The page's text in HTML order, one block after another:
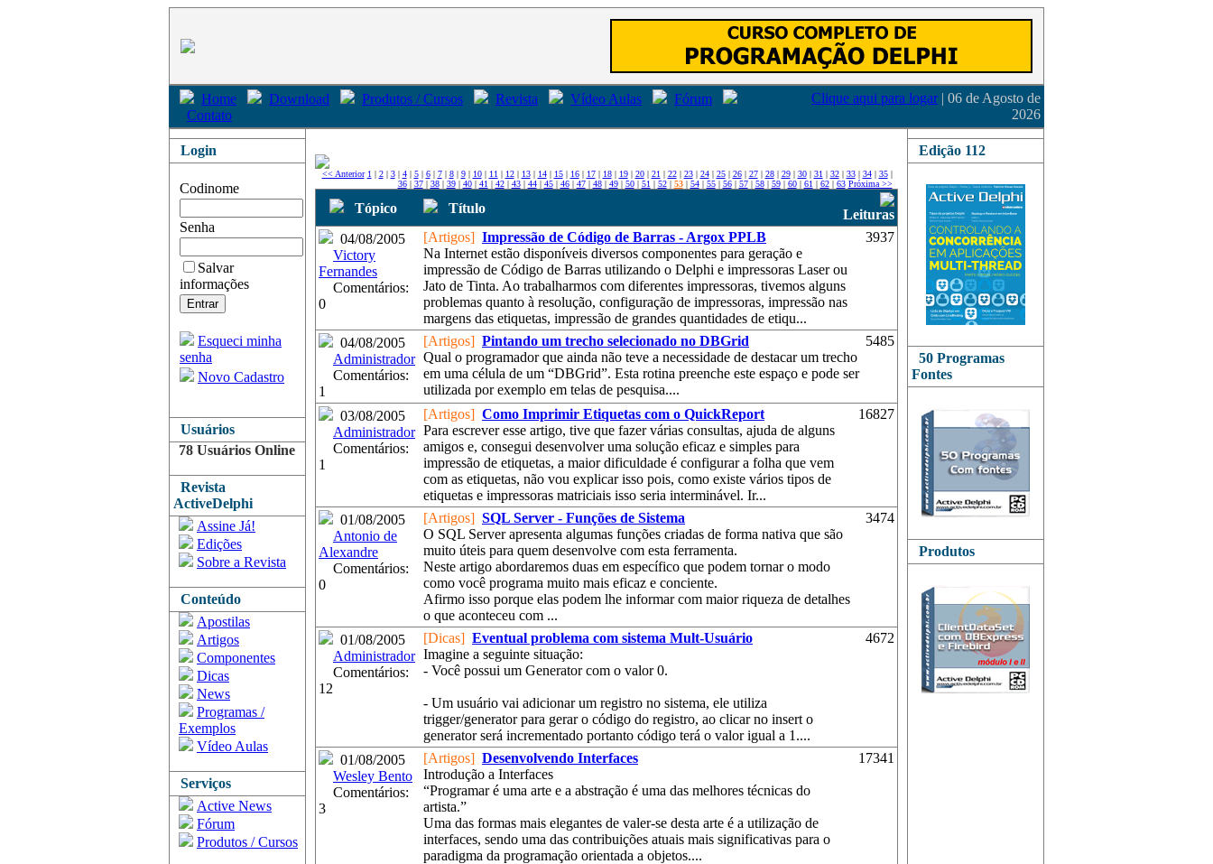
Home Download Produtos / Cursos Revista Vídeo Aulas
Fórum
Contato
Clique aqui para logar | 06 de Agosto de
2026
Login
Codinome
Senha
Salvar
informações
Esqueci minha
senha
Novo Cadastro
Usuários
78 Usuários Online
Revista
ActiveDelphi
Assine Já!
Edições
Sobre a Revista
Conteúdo
Apostilas
Artigos
Componentes
Dicas
News
Programas /
Exemplos
Vídeo Aulas
Serviços
Active News
Fórum
Produtos / Cursos
<< Anterior 1 | 2| 3| 4| 5| 6| 7| 8| 9| 10| 11 | 12| 13| 14| 15| 16| 17| 18| 19| 20| 21 | 22| 23| 24| 25| 26| 27| 28| 29| 30| 31 | 32| 33| 34| 35|
36| 37| 38| 39| 40| 41 | 42| 43| 44| 45| 46| 47| 48| 49| 50| 51 | 52| 53| 54| 55| 56| 57| 58| 59| 60| 61 | 62| 63 Próxima >>
Tópico Título
Leituras
04/08/2005
Victory
Fernandes
Comentários:
0
[Artigos] Impressão de Código de Barras - Argox PPLB
Na Internet estão disponíveis diversos componentes para geração e
impressão de Código de Barras utilizando o Delphi e impressoras Laser ou
Jato de Tinta. Ao trabalharmos com diferentes impressoras, tivemos alguns
problemas quanto à resolução, configuração de impressoras, impressão nas
margens das etiquetas, impressão de grandes quantidades de etiqu...
3937
04/08/2005
Administrador
Comentários:
1
[Artigos] Pintando um trecho selecionado no DBGrid
Qual o programador que ainda não teve a necessidade de destacar um trecho
em uma célula de um “DBGrid”. Esta rotina preenche este espaço e pode ser
utilizada por exemplo em telas de pesquisa....
5485
03/08/2005
Administrador
Comentários:
1
[Artigos] Como Imprimir Etiquetas com o QuickReport
Para escrever esse artigo, tive que fazer várias consultas, ajuda de alguns
amigos e, consegui desenvolver uma solução eficaz e simples para
impressão de etiquetas, a maior dificuldade é configurar a folha que vem
com as etiquetas, não vou explicar isso pois, como existe vários tipos de
etiquetas e impressoras matriciais isso seria interminável. Ir...
16827
01/08/2005
Antonio de
Alexandre
Comentários:
0
[Artigos] SQL Server - Funções de Sistema
O SQL Server apresenta algumas funções criadas de forma nativa que são
muito úteis para quem desenvolve com esta ferramenta.
Neste artigo abordaremos duas em específico que podem tornar o modo
como você programa muito mais eficaz e conciente.
Afirmo isso porque elas podem lhe informar com maior riqueza de detalhes
o que aconteceu com ...
3474
01/08/2005
Administrador
Comentários:
12
[Dicas] Eventual problema com sistema Mult-Usuário
Imagine a seguinte situação:
- Você possui um Generator com o valor 0.
- Um usuário vai adicionar um registro no sistema, ele utiliza
trigger/generator para gerar o código do registro, ao clicar no insert o
generator será incrementado portanto código terá o valor igual a 1....
4672
01/08/2005
Wesley Bento
Comentários:
3
[Artigos] Desenvolvendo Interfaces
Introdução a Interfaces
“Programar é uma arte e a abstração é uma das melhores técnicas do
artista.”
Uma das formas mais elegantes de valer-se desta arte é a utilização de
interfaces, sendo uma das contribuições atuais mais significativas para o
paradigma da programação orientada a objetos....
17341
Edição 112
50 Programas
Fontes
Produtos